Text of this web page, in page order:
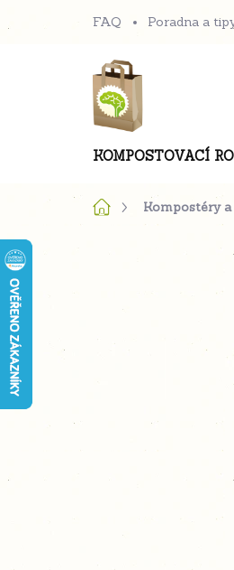
na
FAQ Poradna a
KOMPOSTOVACÍ
DomůKompostéry